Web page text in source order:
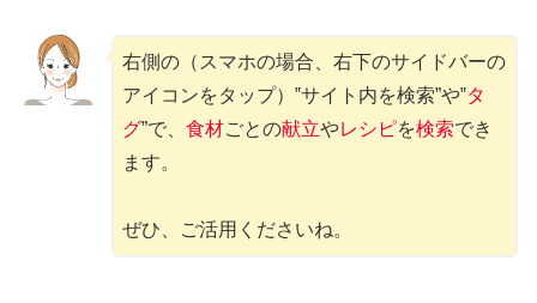
右側の（スマホの場合、右下のサイドバーの
アイコンをタップ）‟サイト内を検索”や‟タ
グ”で、 食材ごとの献立やレシピを検索でき
ます。
ぜひ、ご活用くださいね。